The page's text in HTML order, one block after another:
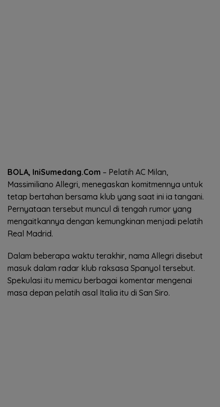
BOLA, IniSumedang.Com – Pelatih AC Milan,
Massimiliano Allegri, menegaskan komitmennya untuk
tetap bertahan bersama klub yang saat ini ia tangani.
Pernyataan tersebut muncul di tengah rumor yang
mengaitkannya dengan kemungkinan menjadi pelatih
Real Madrid.
Dalam beberapa waktu terakhir, nama Allegri disebut
masuk dalam radar klub raksasa Spanyol tersebut.
Spekulasi itu memicu berbagai komentar mengenai
masa depan pelatih asal Italia itu di San Siro.